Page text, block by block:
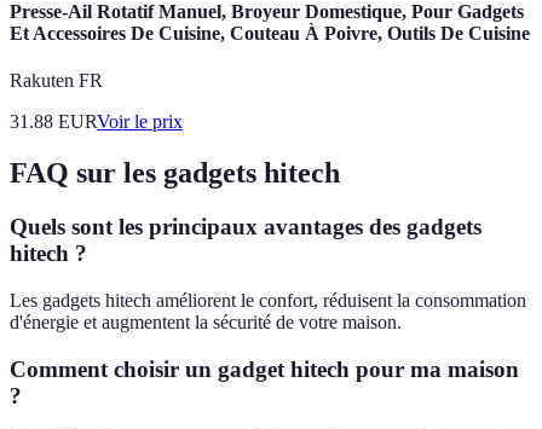
Presse-Ail Rotatif Manuel, Broyeur Domestique, Pour Gadgets
Et Accessoires De Cuisine, Couteau À Poivre, Outils De Cuisine
Rakuten FR
31.88 EURVoir le prix
FAQ sur les gadgets hitech
Quels sont les principaux avantages des gadgets
hitech ?
Les gadgets hitech améliorent le confort, réduisent la consommation
d'énergie et augmentent la sécurité de votre maison.
Comment choisir un gadget hitech pour ma maison
?